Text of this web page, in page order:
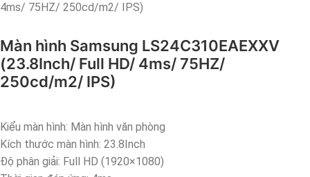
Màn hình Samsung LS24C310EAEXXV
(23.8Inch/ Full HD/ 4ms/ 75HZ/
250cd/m2/ IPS)
Kiểu màn hình: Màn hình văn phòng
Kích thước màn hình: 23.8Inch
Độ phân giải: Full HD (1920×1080)